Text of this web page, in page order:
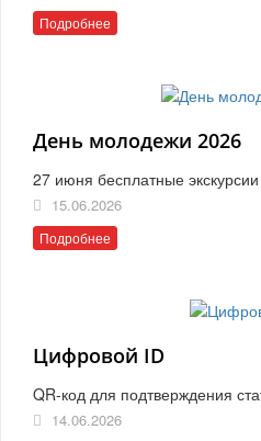
Подробнее
День молодежи 2026
27 июня бесплатные
15.06.2026
Подробнее
Цифровой ID
QR-код для подтверждения
14.06.2026